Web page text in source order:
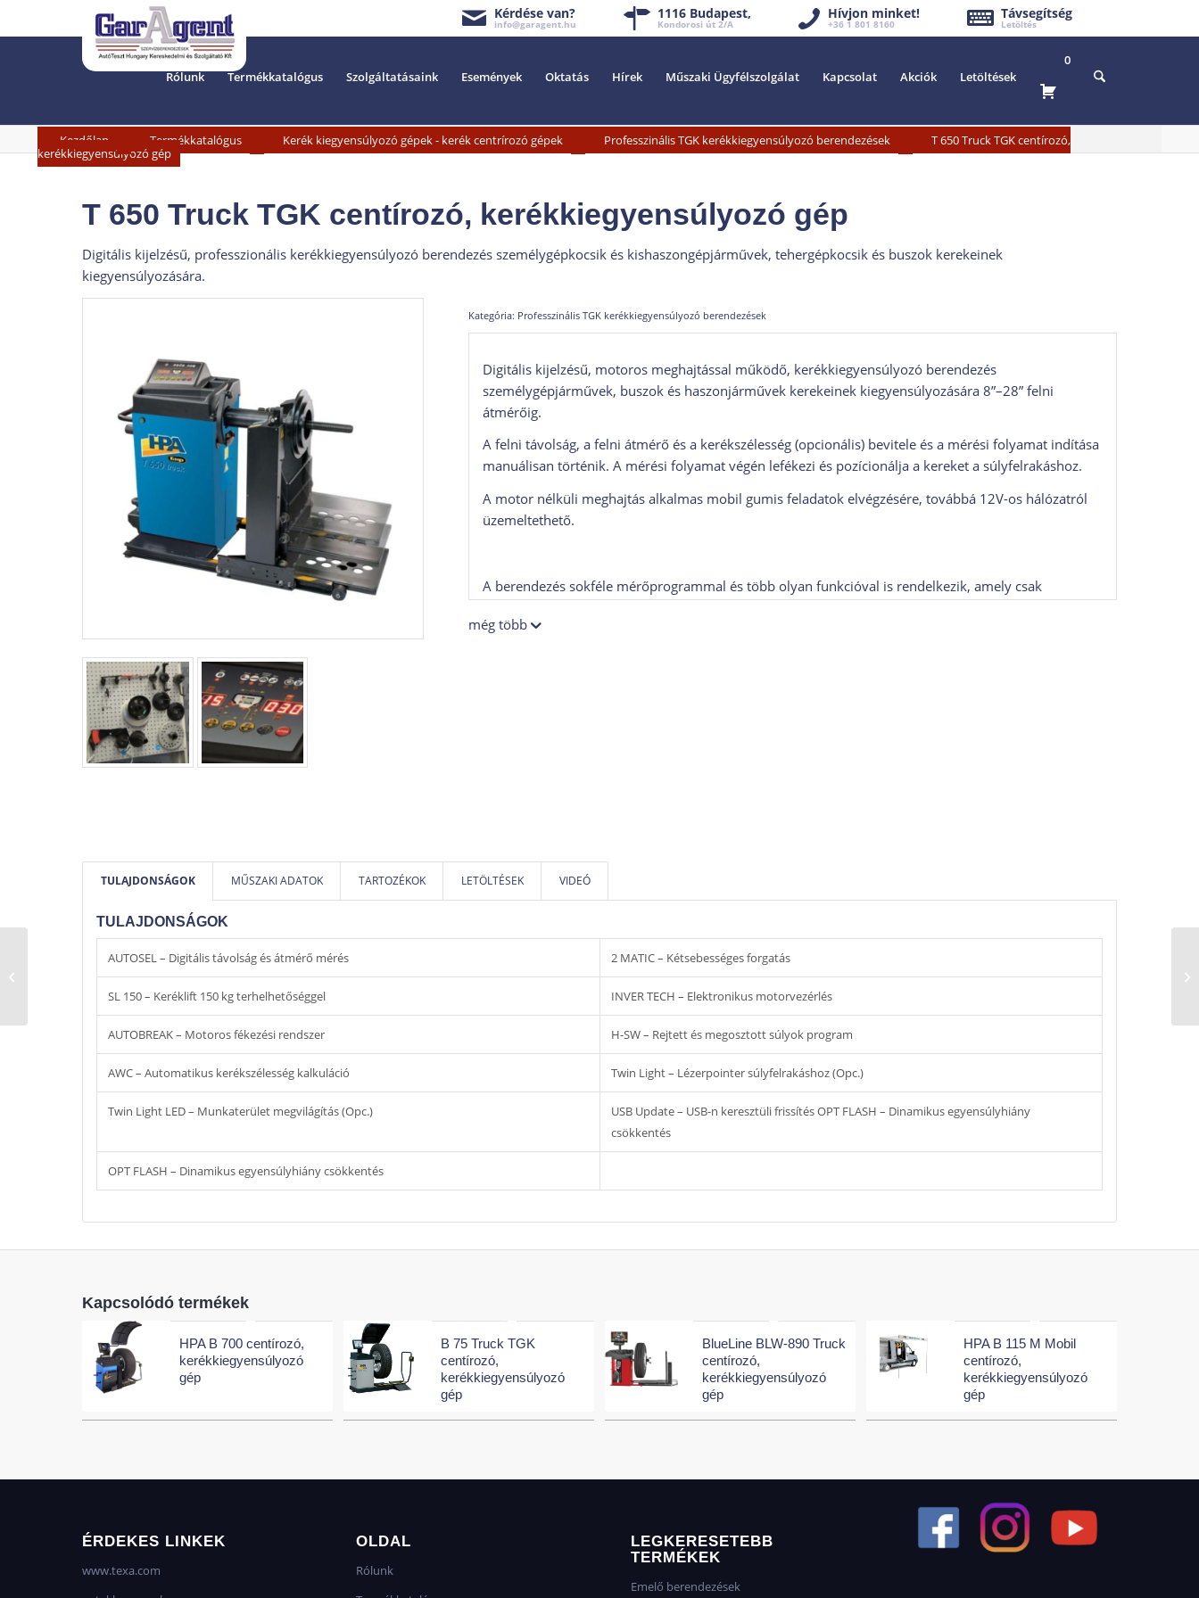
Kérdése van?
info@garagent.hu
1116 Budapest,
Kondorosi út 2/A
Hívjon minket!
+36 1 801 8160
Távsegítség
Letöltés
Rólunk Termékkatalógus Szolgáltatásaink Események Oktatás Hírek Műszaki Ügyfélszolgálat Kapcsolat Akciók Letöltések
0
Kezdőlap Termékkatalógus Kerék kiegyensúlyozó gépek - kerék centrírozó gépek Professzinális TGK kerékkiegyensúlyozó berendezések
T 650 Truck TGK centírozó,
kerékkiegyensúlyozó gép
T 650 Truck TGK centírozó, kerékkiegyensúlyozó gép
Digitális kijelzésű, professzionális kerékkiegyensúlyozó berendezés személygépkocsik és kishaszongépjárművek, tehergépkocsik és buszok kerekeinek
kiegyensúlyozására.
Kategória: Professzinális TGK kerékkiegyensúlyozó berendezések
Digitális kijelzésű, motoros meghajtással működő, kerékkiegyensúlyozó berendezés
személygépjárművek, buszok és haszonjárművek kerekeinek kiegyensúlyozására 8”–28” felni
átmérőig.
A felni távolság, a felni átmérő és a kerékszélesség (opcionális) bevitele és a mérési folyamat indítása
manuálisan történik. A mérési folyamat végén lefékezi és pozícionálja a kereket a súlyfelrakáshoz.
A motor nélküli meghajtás alkalmas mobil gumis feladatok elvégzésére, továbbá 12V-os hálózatról
üzemeltethető.
A berendezés sokféle mérőprogrammal és több olyan funkcióval is rendelkezik, amely csak
súlyok program (SPLIT), súly optimalizációs program.
még több
TULAJDONSÁGOK MŰSZAKI ADATOK TARTOZÉKOK LETÖLTÉSEK VIDEÓ
TULAJDONSÁGOK
AUTOSEL – Digitális távolság és átmérő mérés 2 MATIC – Kétsebességes forgatás
SL 150 – Keréklift 150 kg terhelhetőséggel INVER TECH – Elektronikus motorvezérlés
AUTOBREAK – Motoros fékezési rendszer H-SW – Rejtett és megosztott súlyok program
AWC – Automatikus kerékszélesség kalkuláció Twin Light – Lézerpointer súlyfelrakáshoz (Opc.)
Twin Light LED – Munkaterület megvilágítás (Opc.)
USB Update – USB-n keresztüli frissítés OPT FLASH – Dinamikus egyensúlyhiány
csökkentés
OPT FLASH – Dinamikus egyensúlyhiány csökkentés
Kapcsolódó termékek
HPA B 700 centírozó,
kerékkiegyensúlyozó
gép
B 75 Truck TGK
centírozó,
kerékkiegyensúlyozó
gép
BlueLine BLW-890 Truck
centírozó,
kerékkiegyensúlyozó
gép
HPA B 115 M Mobil
centírozó,
kerékkiegyensúlyozó
gép
ÉRDEKES LINKEK
www.texa.com
OLDAL
Rólunk
LEGKERESETEBB
TERMÉKEK
Emelő berendezések
kerékkiegyensúlyozó